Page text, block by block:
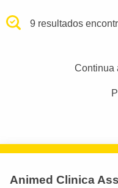
9 resultados
Continua
Animed Clinica